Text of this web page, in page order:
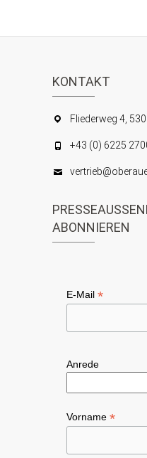
KONTAKT
Fliederweg 4,
+43 (0) 6225
ABONNIEREN
E-Mail *
Anrede
Vorname *